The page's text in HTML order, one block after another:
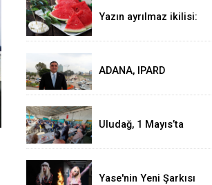
Yazın ayrılmaz ikilisi:
ADANA, IPARD
Uludağ, 1 Mayıs’ta
Yase'nin Yeni Şarkısı